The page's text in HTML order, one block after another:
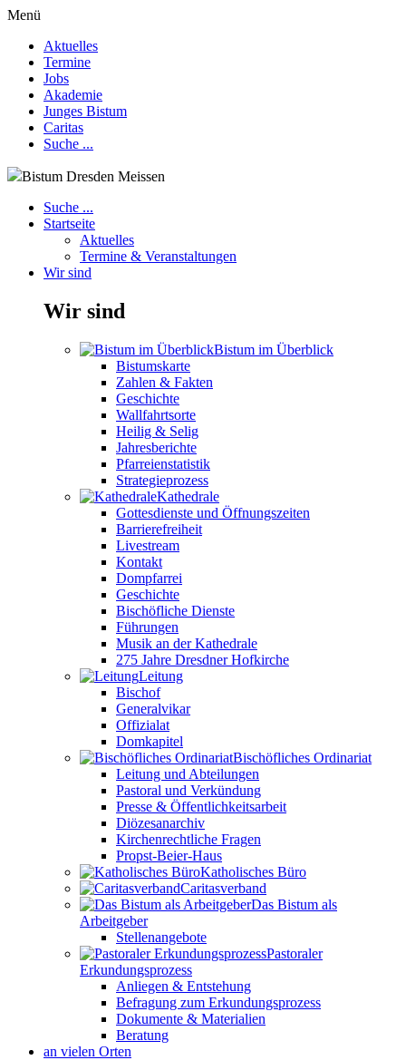
Menü
Aktuelles
Termine
Jobs
Akademie
Junges Bistum
Caritas
Suche ...
Bistum Dresden Meissen
Suche ...
Startseite
Aktuelles
Termine & Veranstaltungen
Wir sind
Wir sind
Bistum im Überblick
Bistumskarte
Zahlen & Fakten
Geschichte
Wallfahrtsorte
Heilig & Selig
Jahresberichte
Pfarreienstatistik
Strategieprozess
Kathedrale
Gottesdienste und Öffnungszeiten
Barrierefreiheit
Livestream
Kontakt
Dompfarrei
Geschichte
Bischöfliche Dienste
Führungen
Musik an der Kathedrale
275 Jahre Dresdner Hofkirche
Leitung
Bischof
Generalvikar
Offizialat
Domkapitel
Bischöfliches Ordinariat
Leitung und Abteilungen
Pastoral und Verkündung
Presse & Öffentlichkeitsarbeit
Diözesanarchiv
Kirchenrechtliche Fragen
Propst-Beier-Haus
Katholisches Büro
Caritasverband
Das Bistum als
Arbeitgeber
Stellenangebote
Pastoraler
Erkundungsprozess
Anliegen & Entstehung
Befragung zum Erkundungsprozess
Dokumente & Materialien
Beratung
an vielen Orten